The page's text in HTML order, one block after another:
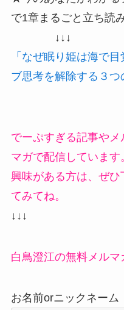
で1章まるごと立ち読
↓↓↓
「なぜ眠り姫は海で
ブ思考を解除する３つ
でーぷすぎる記事や
マガで配信しています
興味がある方は、ぜ
てみてね。
↓↓↓
白鳥澄江の無料メル
お名前orニックネーム